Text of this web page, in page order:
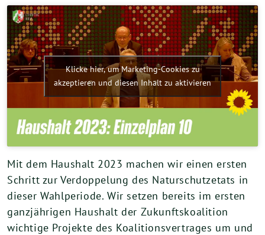
Klicke hier, um Marketing-Cookies zu
akzeptieren und diesen Inhalt zu aktivieren
Mit dem Haushalt 2023 machen wir einen ersten
Schritt zur Verdoppelung des Naturschutzetats in
dieser Wahlperiode. Wir setzen bereits im ersten
ganzjährigen Haushalt der Zukunftskoalition
wichtige Projekte des Koalitionsvertrages um und